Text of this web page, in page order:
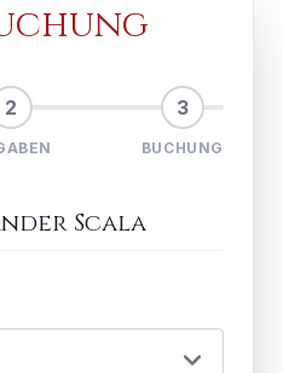
2 3
BUCHUNG
Scala